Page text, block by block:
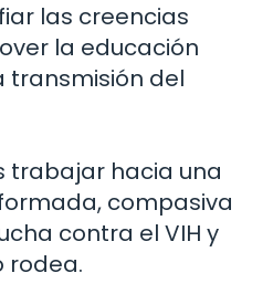
las creencias
la educación
transmisión del
trabajar hacia una
compasiva
contra el VIH y
rodea.